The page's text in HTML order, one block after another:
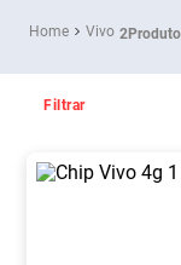
Vivo 2
Filtrar
1 º Fralda
3º
5º Fralda G